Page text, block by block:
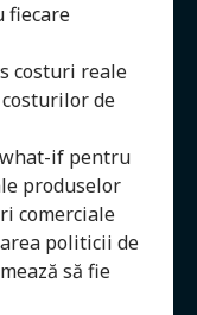
fiecare
costuri reale
de
if pentru
produselor
comerciale
politicii de
să fie